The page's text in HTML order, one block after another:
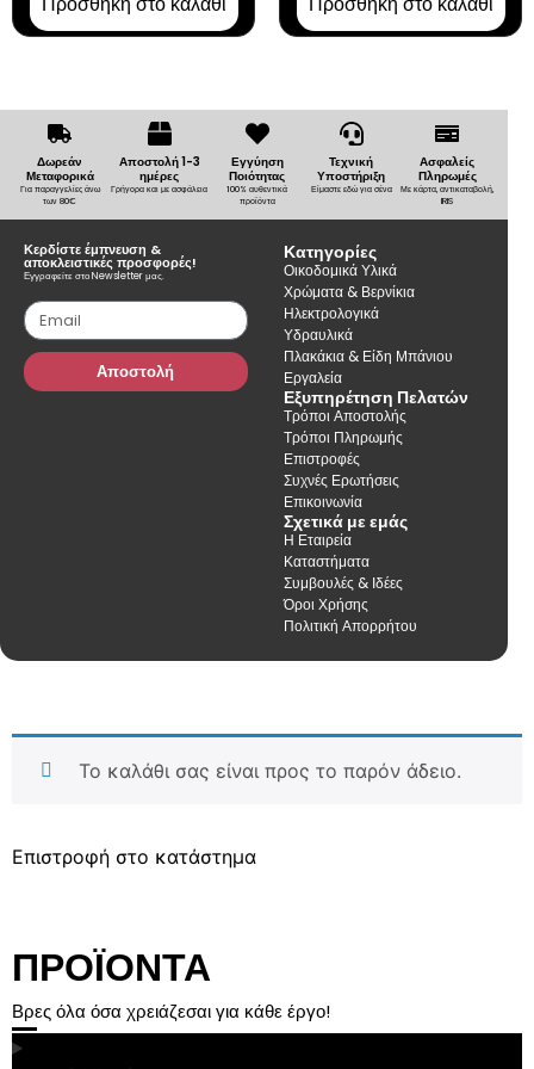
Δωρεάν
Μεταφορικά
Για παραγγελίες άνω
των 80€
Αποστολή 1-3
ημέρες
Γρήγορα και με ασφάλεια
Εγγύηση
Ποιότητας
100% αυθεντικά
προϊόντα
Τεχνική
Υποστήριξη
Είμαστε εδώ για σένα
Ασφαλείς
Πληρωμές
Με κάρτα, αντικαταβολή,
IRIS
Κερδίστε έμπνευση &
αποκλειστικές προσφορές!
Εγγραφείτε στο Newsletter μας.
Αποστολή
Κατηγορίες
Οικοδομικά Υλικά
Χρώματα & Βερνίκια
Ηλεκτρολογικά
Υδραυλικά
Πλακάκια & Είδη Μπάνιου
Εργαλεία
Εξυπηρέτηση Πελατών
Τρόποι Αποστολής
Τρόποι Πληρωμής
Επιστροφές
Συχνές Ερωτήσεις
Επικοινωνία
Σχετικά με εμάς
Η Εταιρεία
Καταστήματα
Συμβουλές & Ιδέες
Όροι Χρήσης
Πολιτική Απορρήτου
Το καλάθι σας είναι προς το παρόν άδειο.
Επιστροφή στο κατάστημα
ΠΡΟΪΟΝΤΑ
Βρες όλα όσα χρειάζεσαι για κάθε έργο!